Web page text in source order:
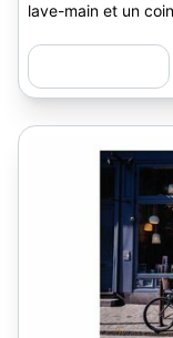
lave-main et un